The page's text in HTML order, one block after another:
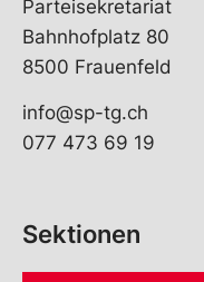
Parteisekretariat
Bahnhofplatz 80
8500 Frauenfeld
info@sp-tg.ch
077 473 69 19
Sektionen